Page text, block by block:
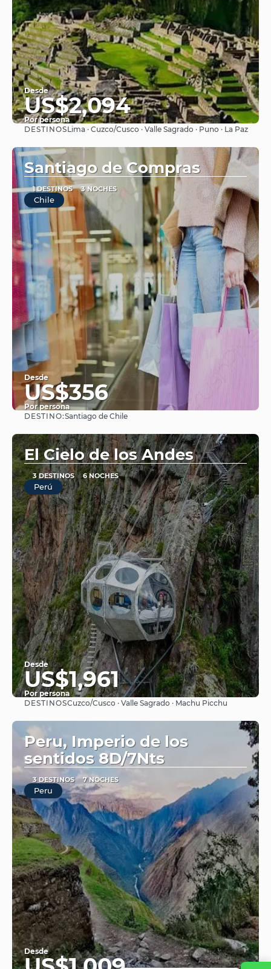
Desde
US$2,094
Por persona
Ver
DESTINOSLima · Cuzco/Cusco · Valle Sagrado · Puno · La Paz
Santiago de Compras
1 DESTINOS 3 NOCHES
Chile
Desde
US$356
Por persona
DESTINO:Santiago de Chile
El Cielo de los Andes
3 DESTINOS 6 NOCHES
Perú
Desde
US$1,961
Por persona
Ver
DESTINOSCuzco/Cusco · Valle Sagrado · Machu Picchu
Peru, Imperio de los
sentidos 8D/7Nts
3 DESTINOS 7 NOCHES
Peru
Desde